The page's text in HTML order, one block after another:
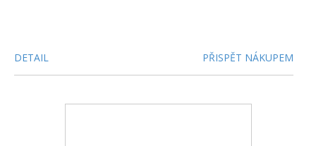
DETAIL PŘISPĚT NÁKUPEM